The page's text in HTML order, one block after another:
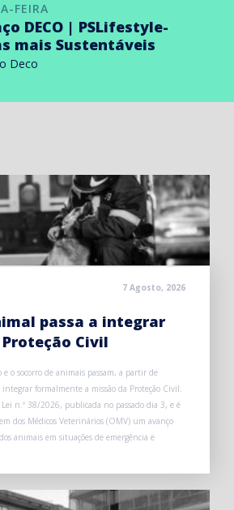
FEIRA
DECO | PSLifestyle-
mais Sustentáveis
Deco
7 Agosto, 2026
passa a integrar
Civil
e o socorro de animais passam, a partir de
integrar formalmente a missão da Proteção Civil.
n.º 38/2026, publicada no passado dia 3, e é
dos Médicos Veterinários (OMV) um avanço
animais em situações de emergência e